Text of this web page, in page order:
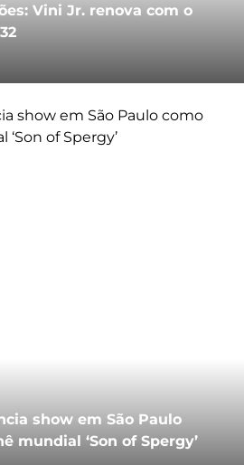
Vini Jr. renova com o
show em São Paulo
mundial ‘Son of Spergy’